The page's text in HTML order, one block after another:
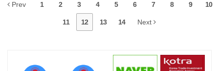
Prev 1 2 3 4 5 6 7 8 9 10
11 12 13 14 Next